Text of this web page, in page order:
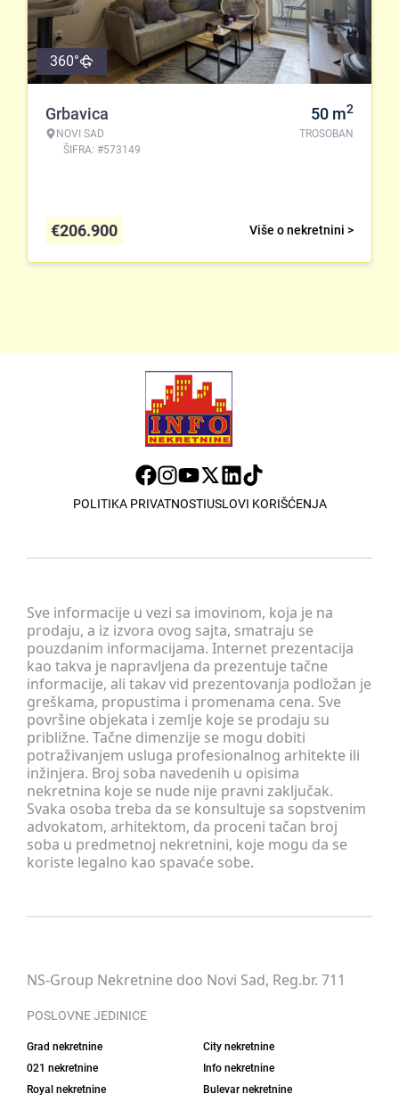
360°
Grbavica
NOVI SAD
ŠIFRA: #573149
50 m2
TROSOBAN
Više o nekretnini >
€206.900
POLITIKA PRIVATNOSTIUSLOVI KORIŠĆENJA
Sve informacije u vezi sa imovinom, koja je na
prodaju, a iz izvora ovog sajta, smatraju se
pouzdanim informacijama. Internet prezentacija
kao takva je napravljena da prezentuje tačne
informacije, ali takav vid prezentovanja podložan je
greškama, propustima i promenama cena. Sve
površine objekata i zemlje koje se prodaju su
približne. Tačne dimenzije se mogu dobiti
potraživanjem usluga profesionalnog arhitekte ili
inžinjera. Broj soba navedenih u opisima
nekretnina koje se nude nije pravni zaključak.
Svaka osoba treba da se konsultuje sa sopstvenim
advokatom, arhitektom, da proceni tačan broj
soba u predmetnoj nekretnini, koje mogu da se
koriste legalno kao spavaće sobe.
NS-Group Nekretnine doo Novi Sad, Reg.br. 711
POSLOVNE JEDINICE
Grad nekretnine
City nekretnine
021 nekretnine
Info nekretnine
Royal nekretnine
Bulevar nekretnine